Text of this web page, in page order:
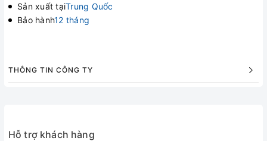
Sản xuất tạiTrung Quốc
Bảo hành12 tháng
THÔNG TIN CÔNG TY
Hỗ trợ khách hàng